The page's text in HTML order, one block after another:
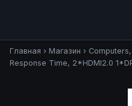
Главная › Магазин ›
Response Time, 2*HDMI2.0